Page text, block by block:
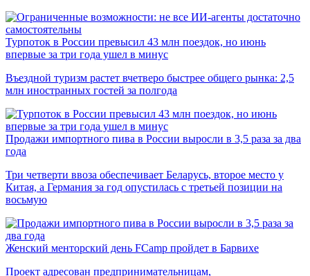
Турпоток в России превысил 43 млн поездок, но июнь
впервые за три года ушел в минус
Въездной туризм растет вчетверо быстрее общего рынка: 2,5
млн иностранных гостей за полгода
Продажи импортного пива в России выросли в 3,5 раза за два
года
Три четверти ввоза обеспечивает Беларусь, второе место у
Китая, а Германия за год опустилась с третьей позиции на
восьмую
Женский менторский день FCamp пройдет в Барвихе
Проект адресован предпринимательницам,